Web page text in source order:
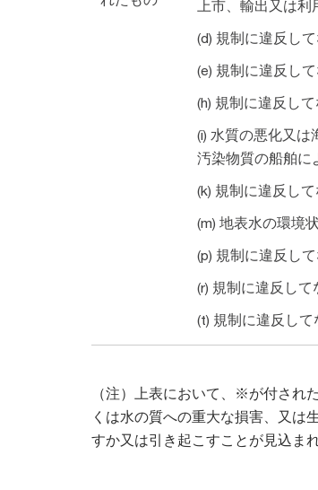
上市、輸出又は利
(d) 規制に違反し
(e) 規制に違反し
(h) 規制に違反し
(i) 水質の悪化又
汚染物質の船舶に
(k) 規制に違反し
(m) 地表水の環境
(p) 規制に違反し
(r) 規制に違反し
(t) 規制に違反し
（注）上表において、※が付され
くは水の質への重大な損害、又は
すか又は引き起こすことが見込ま